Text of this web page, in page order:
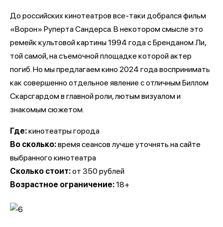
До российских кинотеатров все-таки добрался фильм
«Ворон» Руперта Сандерса. В некотором смысле это
ремейк культовой картины 1994 года с Бренданом Ли,
той самой, на съемочной площадке которой актер
погиб. Но мы предлагаем кино 2024 года воспринимать
как совершенно отдельное явление с отличным Биллом
Скарсгардом в главной роли, лютым визуалом и
знакомым сюжетом.
Где:кинотеатры города
Во сколько:время сеансов лучше уточнять на сайте
выбранного кинотеатра
Сколько стоит:от 350 рублей
Возрастное ограничение:18+